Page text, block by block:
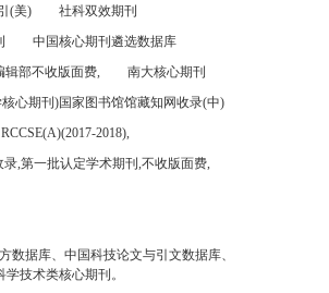
(美)
社科双效期刊
中国核心期刊遴选数据库
辑部不收版面费,
南大核心期刊
心期刊)国家图书馆馆藏知网收录(中)
RCCSE(A)(2017-2018),
录,第一批认定学术期刊,不收版面费,
据库、中国科技论文与引文数据库、
技术类核心期刊。